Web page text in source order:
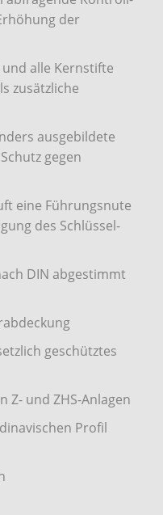
der
alle Kernstifte
zusätzliche
ausgebildete
gegen
eine Führungsnute
des Schlüssel-
DIN abgestimmt
geschütztes
Z- und ZHS-Anlagen
Profil